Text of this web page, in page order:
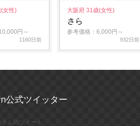
女性)
円～
1160日前
大阪府 31歳(女性)
さら
参考価格：6,000円～
932日前
公式ツイッター
んのツイート